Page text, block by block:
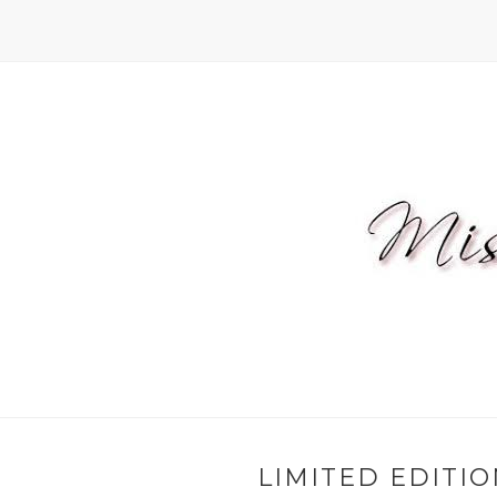
LIMITED